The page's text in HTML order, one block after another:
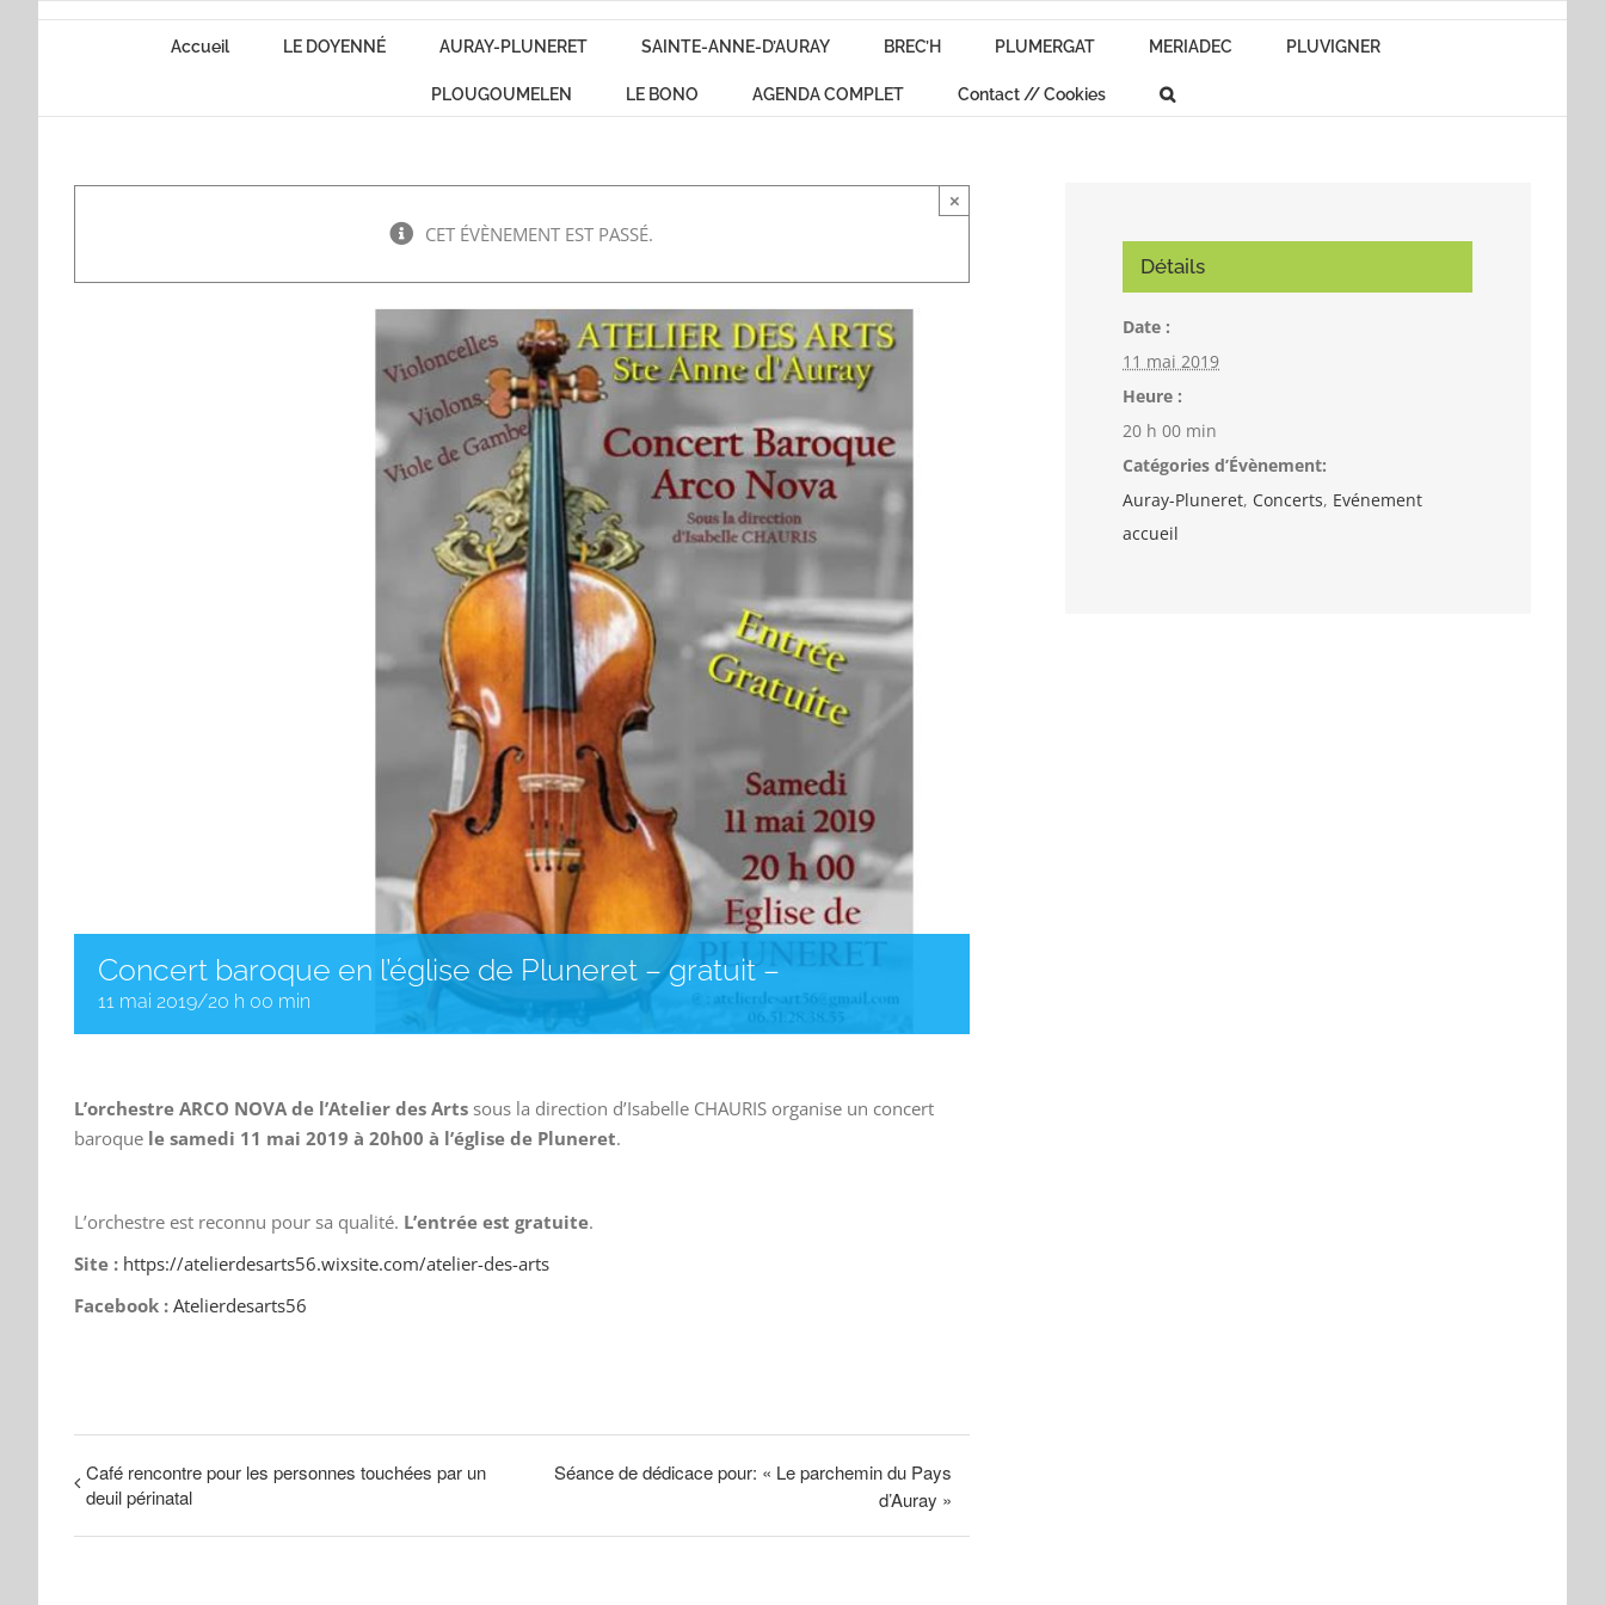
Passer
Accueil LE DOYENNÉ AURAY-PLUNERET SAINTE-ANNE-D’AURAY BREC’H PLUMERGAT MERIADEC PLUVIGNER
PLOUGOUMELEN LE BONO AGENDA COMPLET Contact // Cookies
CET ÉVÈNEMENT EST PASSÉ.
×
Concert baroque en l’église de Pluneret – gratuit –
11 mai 2019/20 h 00 min
L’orchestre ARCO NOVA de l’Atelier des Arts sous la direction d’Isabelle CHAURIS organise un concert
baroque le samedi 11 mai 2019 à 20h00 à l’église de Pluneret.
L’orchestre est reconnu pour sa qualité. L’entrée est gratuite.
Site : https://atelierdesarts56.wixsite.com/atelier-des-arts
Facebook : Atelierdesarts56
Café rencontre pour les personnes touchées par un
deuil périnatal
Séance de dédicace pour: « Le parchemin du Pays
d’Auray »
Détails
Date :
11 mai 2019
Heure :
20 h 00 min
Catégories d’Évènement:
Auray-Pluneret, Concerts, Evénement
accueil